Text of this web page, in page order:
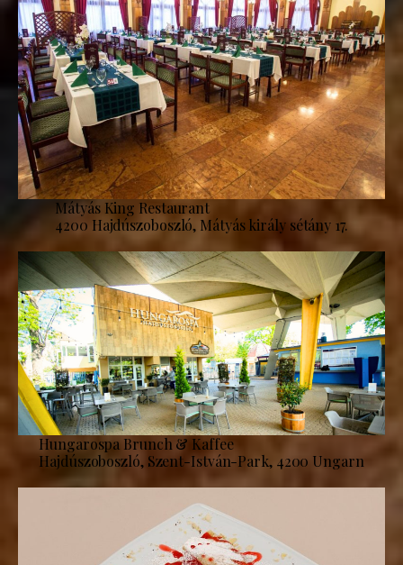
Mátyás King Restaurant
4200 Hajdúszoboszló, Mátyás király sétány 17.
Hungarospa Brunch & Kaffee
Hajdúszoboszló, Szent-István-Park, 4200 Ungarn